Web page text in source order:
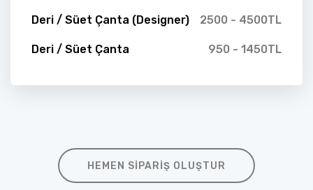
Deri / Süet Çanta (Designer) 2500 - 4500TL
Deri / Süet Çanta 950 - 1450TL
HEMEN SIPARIŞ OLUŞTUR